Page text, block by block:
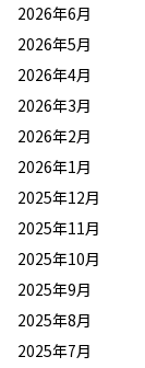
2026年6月
2026年5月
2026年4月
2026年3月
2026年2月
2026年1月
2025年12月
2025年11月
2025年10月
2025年9月
2025年8月
2025年7月